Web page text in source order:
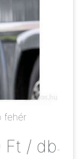
fehér
Ft / db -